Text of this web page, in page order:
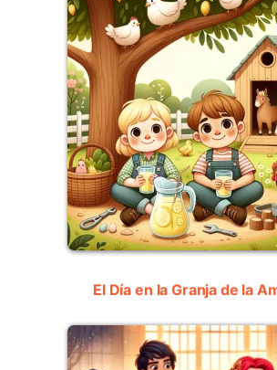
El Día en la Granja de la